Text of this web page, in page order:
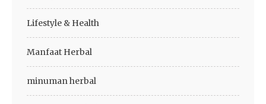
Lifestyle & Health
Manfaat Herbal
minuman herbal